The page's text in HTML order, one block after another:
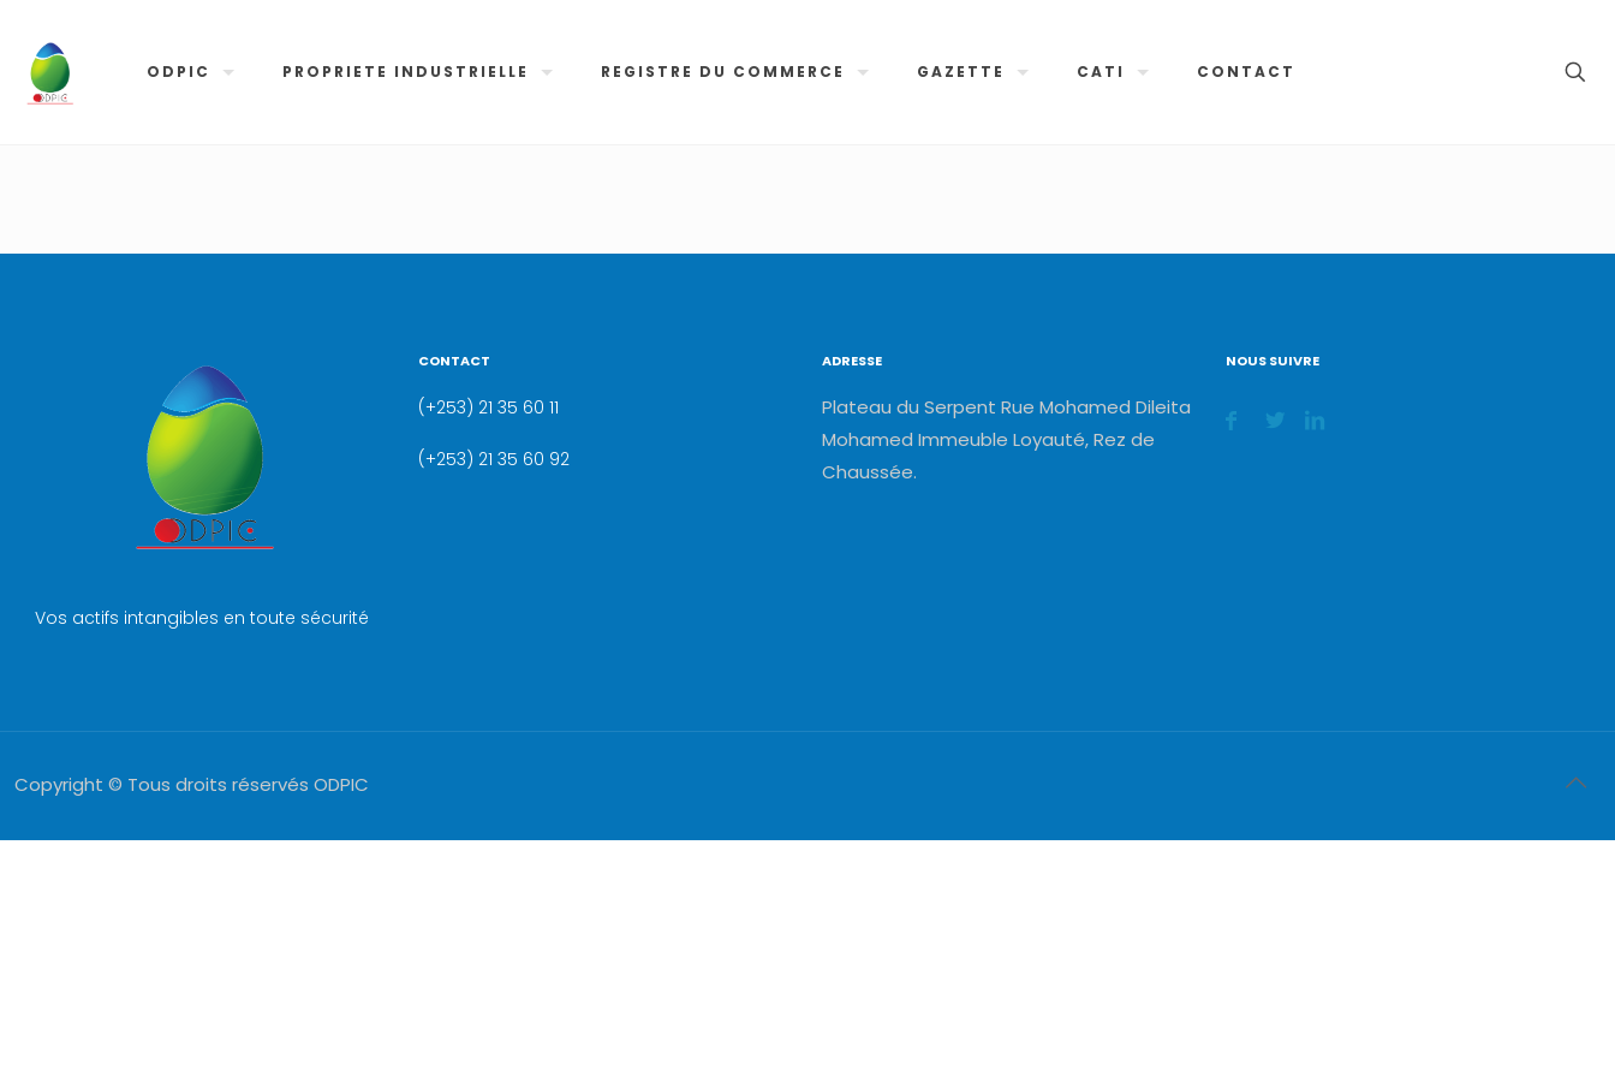
ODPIC PROPRIETE INDUSTRIELLE REGISTRE DU COMMERCE GAZETTE CATI CONTACT
Vos actifs intangibles en toute sécurité
CONTACT
(+253) 21 35 60 11
(+253) 21 35 60 92
ADRESSE
Plateau du Serpent Rue Mohamed Dileita
Mohamed Immeuble Loyauté, Rez de
Chaussée.
NOUS SUIVRE
Copyright © Tous droits réservés ODPIC